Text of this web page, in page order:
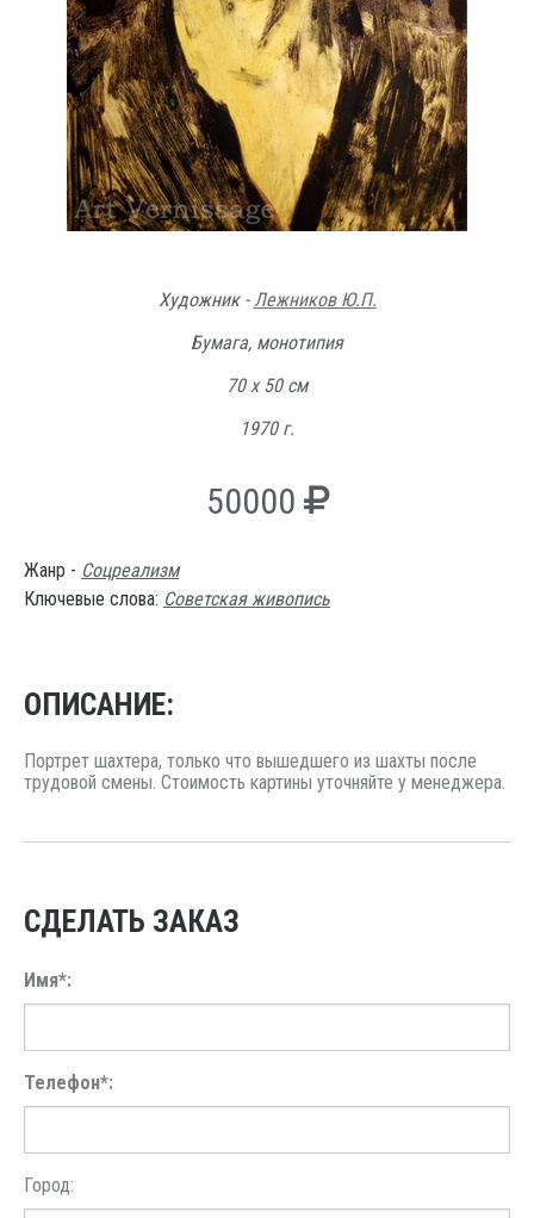
Художник -Лежников Ю.П.
Бумага, монотипия
70 х 50 см
1970 г.
50000
Жанр - Соцреализм
Ключевые слова: Советская живопись
ОПИСАНИЕ:
Портрет шахтера, только что вышедшего из шахты после
трудовой смены. Стоимость картины уточняйте у менеджера.
СДЕЛАТЬ ЗАКАЗ
Имя*:
Телефон*:
Город: